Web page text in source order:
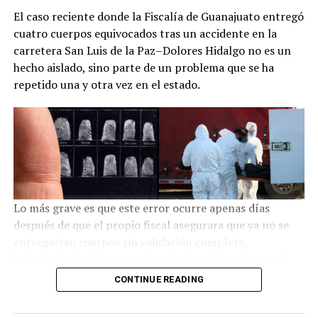
postres y bebidas tradicionales, además de recorridos
por espacios históricos como la Capilla de la Letanía y
los murales atribuidos al pintor indígena Antonio
Martínez de Pocasangre. Con este encuentro, las
mujeres otomíes reafirman su papel como guardianas de
conocimientos y al esfuerzo colectivo por conservar sus
raíces.
El caso reciente donde la Fiscalía de Guanajuato entregó
cuatro cuerpos equivocados tras un accidente en la
carretera San Luis de la Paz–Dolores Hidalgo no es un
hecho aislado, sino parte de un problema que se ha
repetido una y otra vez en el estado.
Lo más grave es que este error ocurre apenas días
después de que el propio fiscal asegurara que ya no se
realidad volvió a contradecir el discurso oficial.
CONTINUE READING